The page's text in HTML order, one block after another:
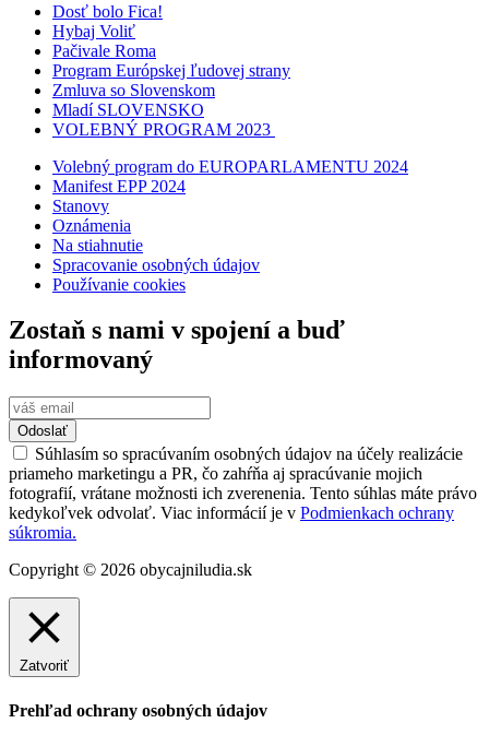
Dosť bolo Fica!
Hybaj Voliť
Pačivale Roma
Program Európskej ľudovej strany
Zmluva so Slovenskom
Mladí SLOVENSKO
VOLEBNÝ PROGRAM 2023
Volebný program do EUROPARLAMENTU 2024
Manifest EPP 2024
Stanovy
Oznámenia
Na stiahnutie
Spracovanie osobných údajov
Používanie cookies
Zostaň s nami v spojení a buď
informovaný
Odoslať
Súhlasím so spracúvaním osobných údajov na účely realizácie
priameho marketingu a PR, čo zahŕňa aj spracúvanie mojich
fotografií, vrátane možnosti ich zverenenia. Tento súhlas máte právo
kedykoľvek odvolať. Viac informácií je v Podmienkach ochrany
súkromia.
Copyright © 2026 obycajniludia.sk
Zatvoriť
Prehľad ochrany osobných údajov